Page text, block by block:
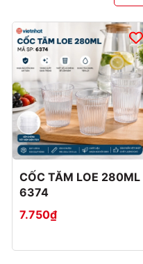
CỐC TĂM LOE 280ML
6374
7.750₫